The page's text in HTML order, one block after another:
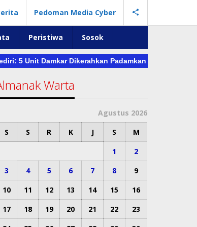
Pedoman Media Cyber
Peristiwa Sosok
Dikerahkan Padamkan Rumah dan 5 Mobil
Warta
Agustus 2026
S
S R K J S
M
1
2
3
4 5 6 7 8
9
10
11 12 13 14 15
16
17
18 19 20 21 22
23